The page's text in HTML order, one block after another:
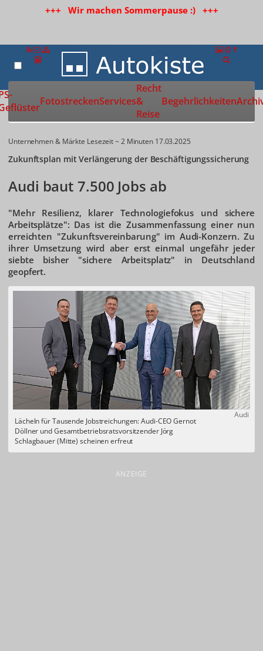
+++ Wir machen Sommerpause :) +++
Zur Startseite
FotostreckenServices
Recht
&
Reise
Begehrlichkeiten
Unternehmen & Märkte Lesezeit ~ 2 Minuten 17.03.2025
Zukunftsplan mit Verlängerung der Beschäftigungssicherung
Audi baut 7.500 Jobs ab
"Mehr Resilienz, klarer Technologiefokus und sichere
Arbeitsplätze": Das ist die Zusammenfassung einer nun
erreichten "Zukunftsvereinbarung" im Audi-Konzern. Zu
ihrer Umsetzung wird aber erst einmal ungefähr jeder
siebte bisher "sichere Arbeitsplatz" in Deutschland
geopfert.
Audi
Lächeln für Tausende Jobstreichungen: Audi-CEO Gernot
Döllner und Gesamtbetriebsratsvorsitzender Jörg
Schlagbauer (Mitte) scheinen erfreut
ANZEIGE